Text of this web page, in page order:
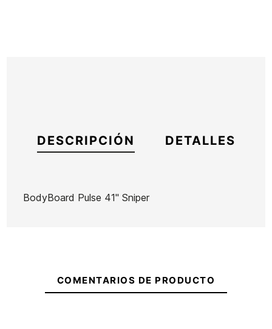
DESCRIPCIÓN DETALLES
BodyBoard Pulse 41" Sniper
COMENTARIOS DE PRODUCTO